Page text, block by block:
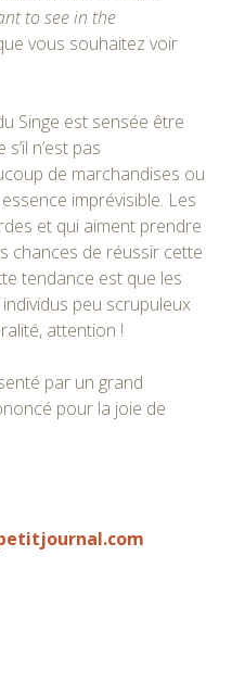
to see in the
vous souhaitez voir
Singe est sensée être
n’est pas
de marchandises ou
imprévisible. Les
et qui aiment prendre
chances de réussir cette
tendance est que les
peu scrupuleux
attention !
par un grand
pour la joie de